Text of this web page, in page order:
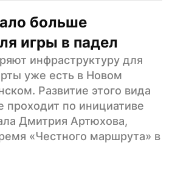
больше
игры в падел
инфраструктуру для
уже есть в Новом
Развитие этого вида
проходит по инициативе
Дмитрия Артюхова,
«Честного маршрута» в